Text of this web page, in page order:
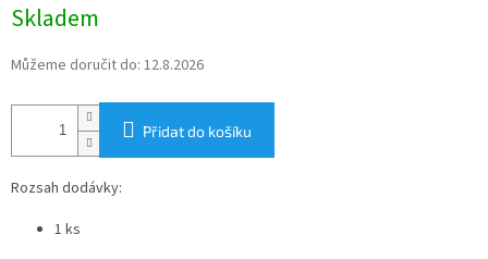
cena:
Skladem
Můžeme doručit do: 12.8.2026
Přidat do košíku
Rozsah dodávky:
1 ks